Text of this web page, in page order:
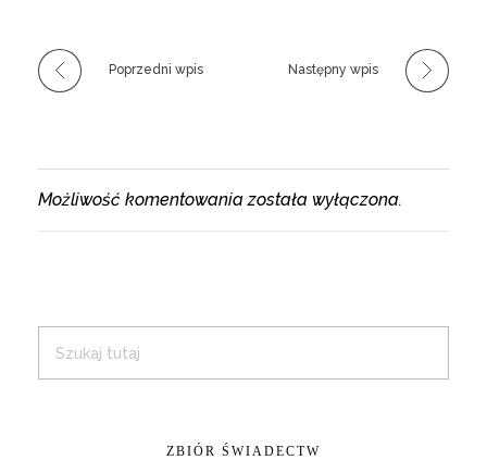
Poprzedni wpis Następny wpis
Możliwość komentowania została wyłączona.
ZBIÓR ŚWIADECTW